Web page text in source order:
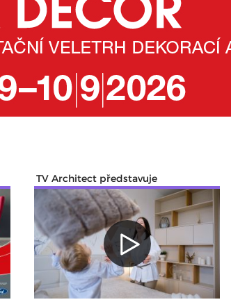
TV Architect představuje